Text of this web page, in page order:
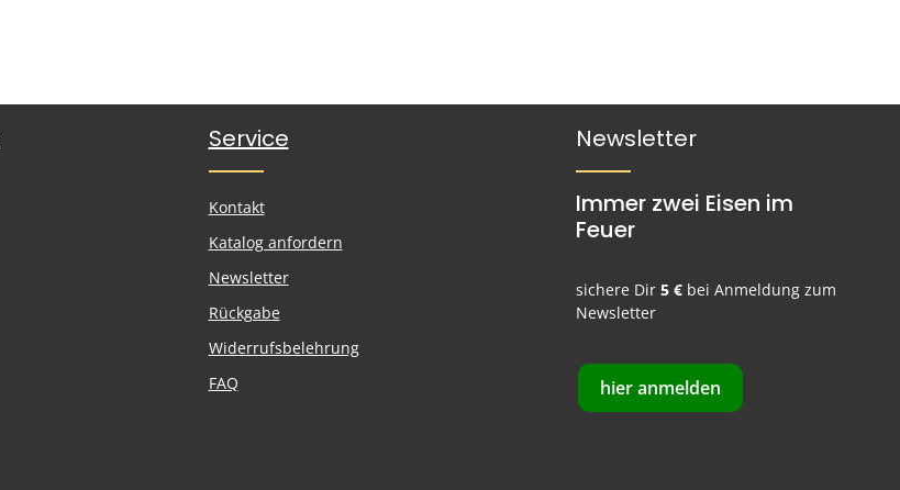
Service
Kontakt
Katalog anfordern
Newsletter
Rückgabe
Widerrufsbelehrung
FAQ
Newsletter
Immer zwei Eisen im
Feuer
sichere Dir5 € bei Anmeldung zum
Newsletter
hier anmelden